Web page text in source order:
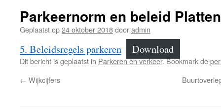
Parkeernorm en beleid
Geplaatst op24 oktober 2018dooradmin
5. Beleidsregels parkeren Download
Dit bericht is geplaatst in Parkeren en verkeer. Bookmark de
← Wijkcijfers